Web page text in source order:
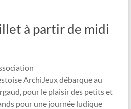
à partir de midi
ArchiJeux débarque au
pour le plaisir des petits et
pour une journée ludique